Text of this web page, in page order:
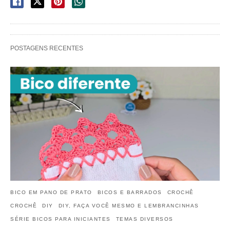
POSTAGENS RECENTES
BICO EM PANO DE PRATO BICOS E BARRADOS CROCHÊ
CROCHÊ DIY DIY, FAÇA VOCÊ MESMO E LEMBRANCINHAS
SÉRIE BICOS PARA INICIANTES TEMAS DIVERSOS